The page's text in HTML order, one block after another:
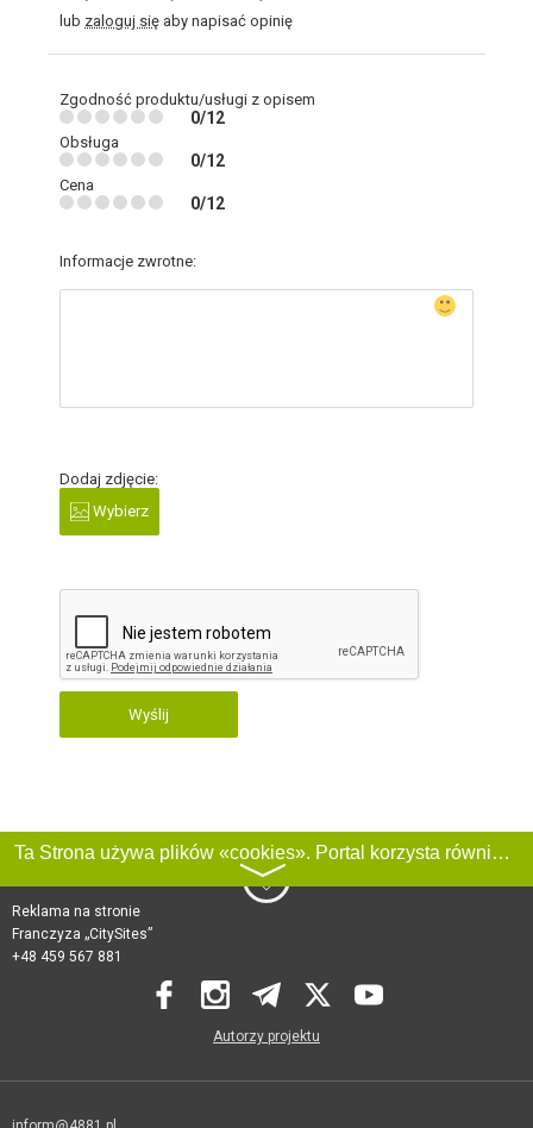
lub zaloguj się aby napisać opinię
Zgodność produktu/usługi z opisem
0/12
Obsługa
0/12
Cena
0/12
Informacje zwrotne:
Dodaj zdjęcie:
Wybierz
Wyślij
Ta Strona używa plików «cookies». Portal korzysta również z serwisu internetowego do zbierania danych technicznych o odwiedzających w celu uzyskania informacji marketingowych i statystycznych. Warunki przetwarzania danych odwiedzających Stronę, patrz:
〉
Reklama na stronie
Franczyza „CitySites”
+48 459 567 881
Autorzy projektu